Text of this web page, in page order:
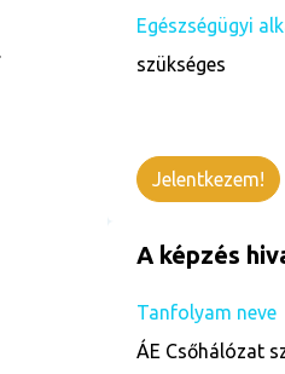
Egészségügyi
szükséges
Jelentkezem!
A képzés
Tanfolyam neve
ÁE Csőhálózat